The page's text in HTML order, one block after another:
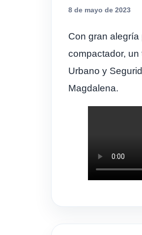
8 de mayo de 2023
Con gran
compactador,
Urbano y
Magdalena.